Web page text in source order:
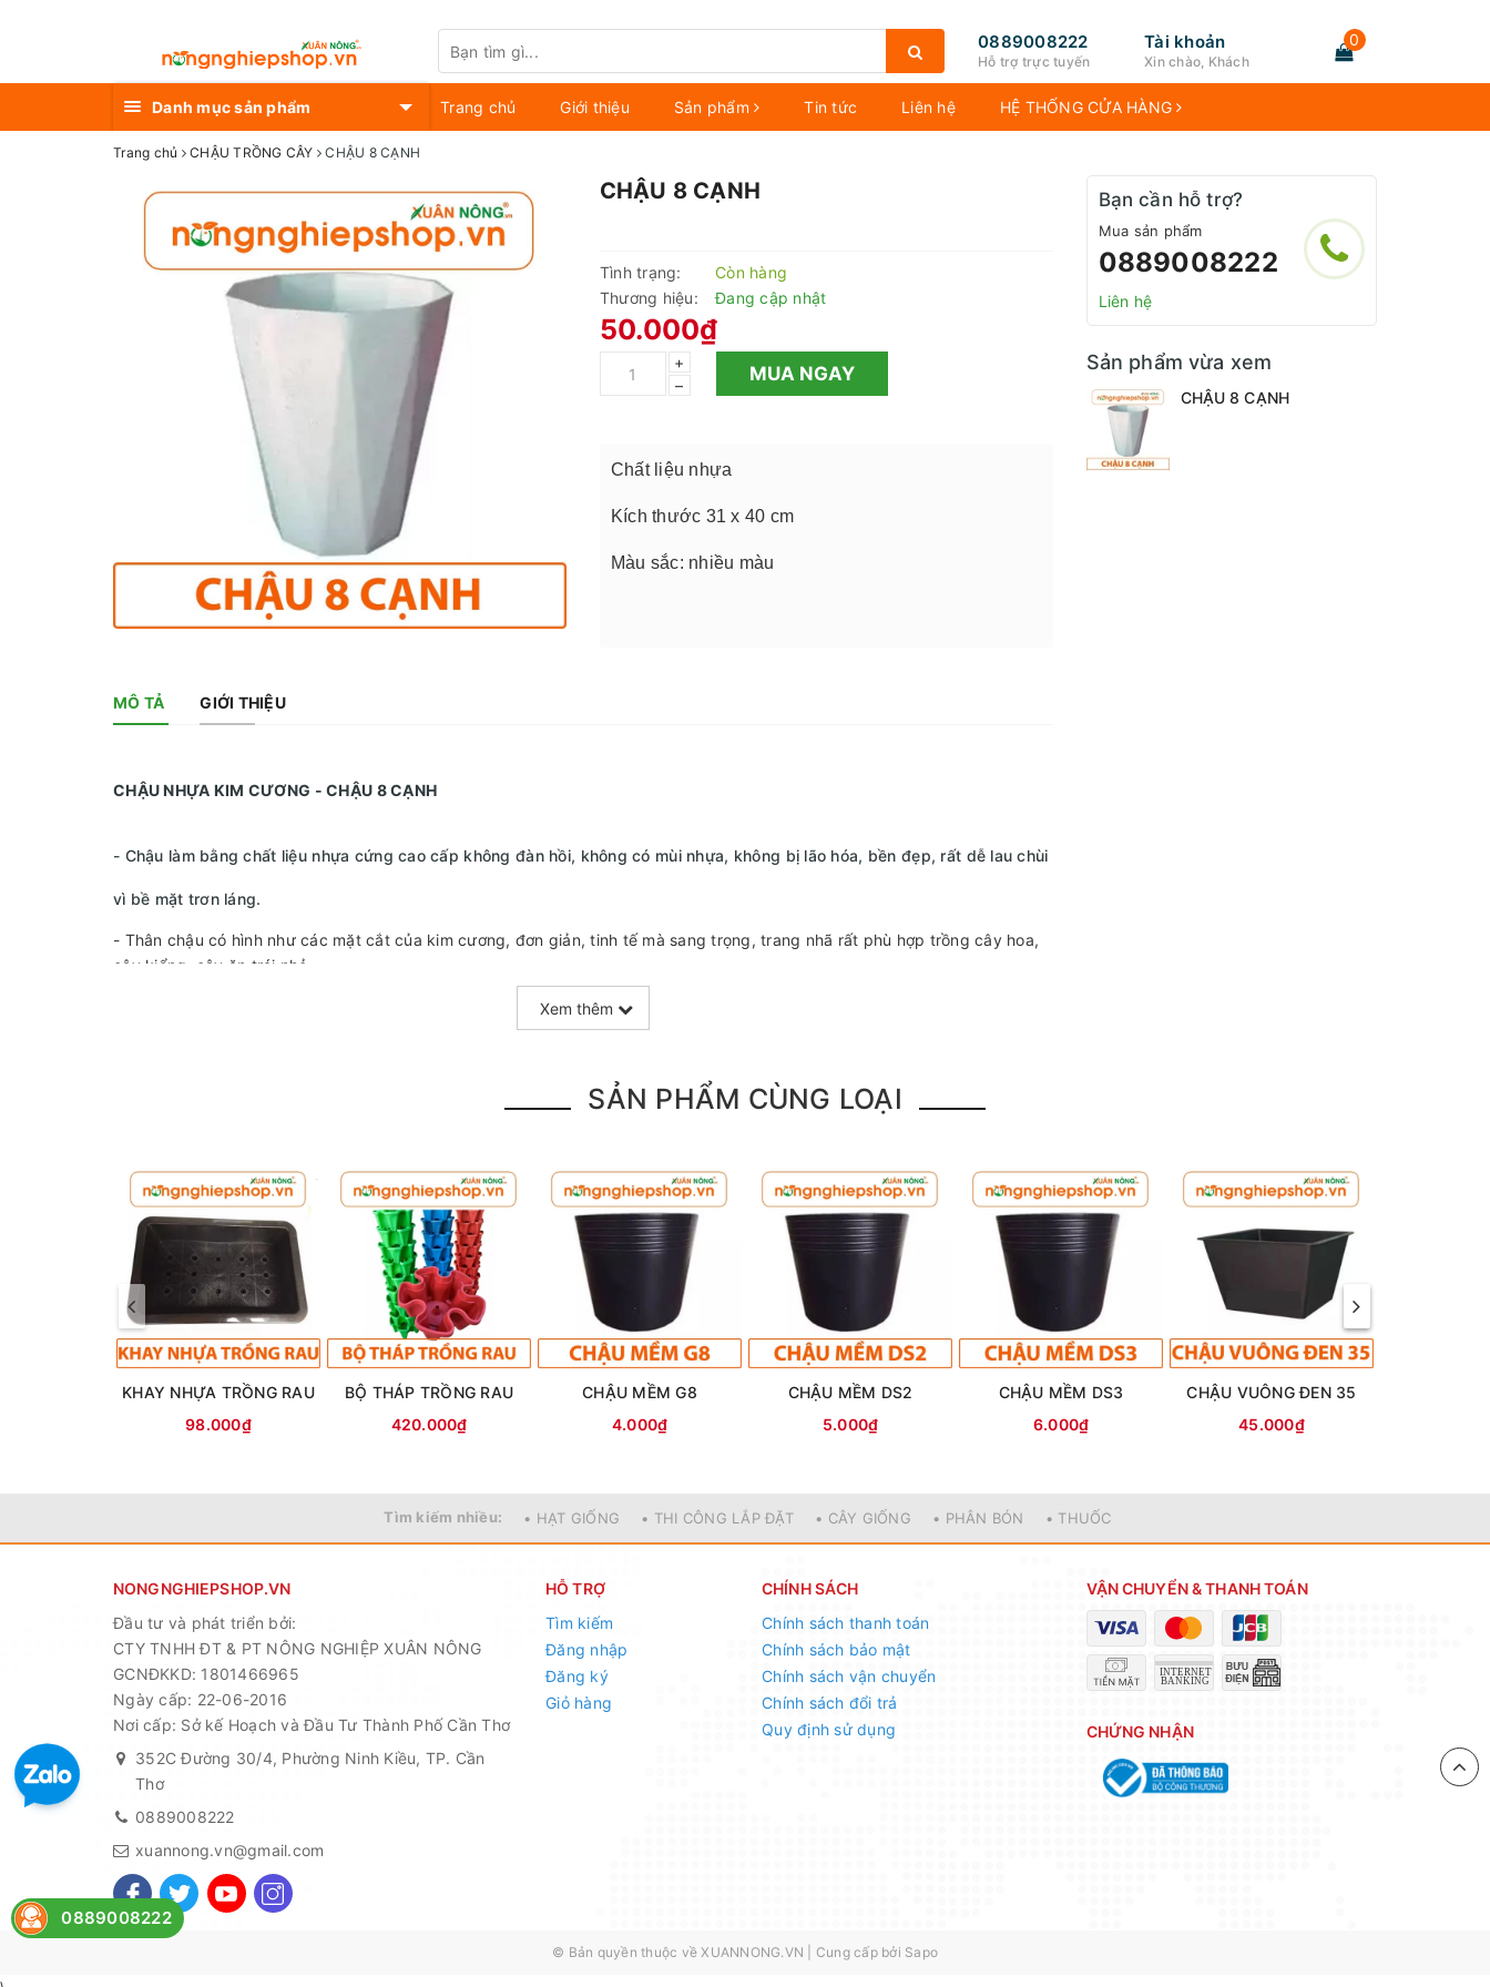
0889008222
Hỗ trợ trực tuyến
Tài khoản
Xin chào, Khách
0
Danh mục sản phẩm Trang chủ Giới thiệu Sản phẩm Tin tức Liên hệ HỆ THỐNG CỬA HÀNG
Trang chủ CHẬU TRỒNG CÂY CHẬU 8 CẠNH
CHẬU 8 CẠNH
Tình trạng:
Còn hàng
Thương hiệu:
Đang cập nhật
50.000₫
+
–
MUA NGAY
Chất liệu nhựa
Kích thước 31 x 40 cm
Màu sắc: nhiều màu
MÔ TẢ GIỚI THIỆU
CHẬU NHỰA KIM CƯƠNG - CHẬU 8 CẠNH
- Chậu làm bằng chất liệu nhựa cứng cao cấp không đàn hồi, không có mùi nhựa, không bị lão hóa, bền đẹp, rất dễ lau chùi
vì bề mặt trơn láng.
- Thân chậu có hình như các mặt cắt của kim cương, đơn giản, tinh tế mà sang trọng, trang nhã rất phù hợp trồng cây hoa,
cây kiểng, cây ăn trái nhỏ...
- Chất liệu Chậu nhựa trồng cây 8 cạnh:
Nhựa PP cứng cao cấp - bền chắc.
Xem thêm
Bạn cần hỗ trợ?
Mua sản phẩm
0889008222
Liên hệ
Sản phẩm vừa xem
CHẬU 8 CẠNH
SẢN PHẨM CÙNG LOẠI
KHAY NHỰA TRỒNG RAU
98.000₫
BỘ THÁP TRỒNG RAU
420.000₫
CHẬU MỀM G8
4.000₫
CHẬU MỀM DS2
5.000₫
CHẬU MỀM DS3
6.000₫
CHẬU VUÔNG ĐEN 35
45.000₫
Tìm kiếm nhiều: • HẠT GIỐNG • THI CÔNG LẮP ĐẶT • CÂY GIỐNG • PHÂN BÓN • THUỐC
NONGNGHIEPSHOP.VN
Đầu tư và phát triển bởi:
CTY TNHH ĐT & PT NÔNG NGHIỆP XUÂN NÔNG
GCNĐKKD: 1801466965
Ngày cấp: 22-06-2016
Nơi cấp: Sở kế Hoạch và Đầu Tư Thành Phố Cần Thơ
352C Đường 30/4, Phường Ninh Kiều, TP. Cần
Thơ
0889008222
xuannong.vn@gmail.com
HỖ TRỢ
Tìm kiếm
Đăng nhập
Đăng ký
Giỏ hàng
CHÍNH SÁCH
Chính sách thanh toán
Chính sách bảo mật
Chính sách vận chuyển
Chính sách đổi trả
Quy định sử dụng
VẬN CHUYỂN & THANH TOÁN
CHỨNG NHẬN
© Bản quyền thuộc vềXUANNONG.VN Cung cấp bởi Sapo
0889008222